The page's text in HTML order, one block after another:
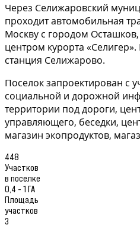
Через Селижаровский
проходит автомобильная
Москву с городом
центром курорта «Селигер».
станция Селижарово.
Поселок запроектирован с
социальной и дорожной
территории под дороги,
управляющего, беседки,
магазин экопродуктов,
448
Участков
в поселке
0,4 - 1 ГА
Площадь
участков
3